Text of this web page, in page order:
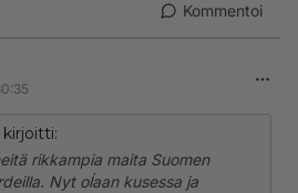
Kommentoi
kirjoitti:
rikkampia maita Suomen
Nyt oĺaan kusessa ja